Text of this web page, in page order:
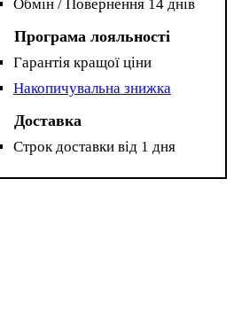
Обмін / Повернення 14 днів
Програма лояльності
Гарантія кращої ціни
Накопичувальна знижка
Доставка
Строк доставки від 1 дня